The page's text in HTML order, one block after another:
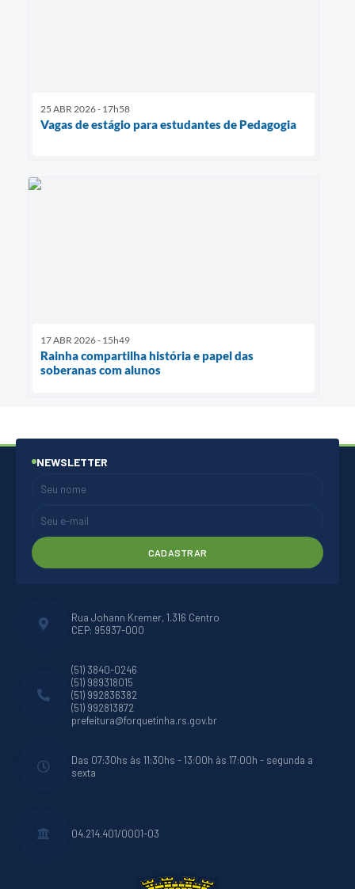
25 ABR 2026 - 17h58
Vagas de estágio para estudantes de Pedagogia
17 ABR 2026 - 15h49
Rainha compartilha história e papel das
soberanas com alunos
Rua Johann Kremer, 1.316 Centro
CEP: 95937-000
(51) 3840-0246
(51) 989318015
(51) 992836382
(51) 992813872
prefeitura@forquetinha.rs.gov.br
Das 07:30hs às 11:30hs - 13:00h às 17:00h - segunda a
sexta
04.214.401/0001-03
NEWSLETTER
CADASTRAR